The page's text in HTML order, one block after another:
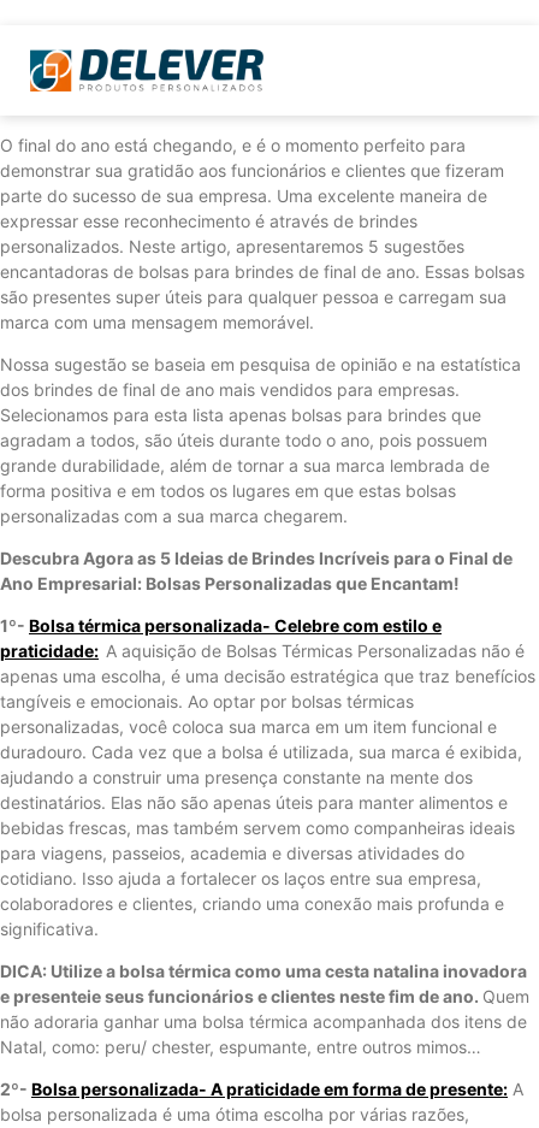
O final do ano está chegando, e é o momento perfeito para
demonstrar sua gratidão aos funcionários e clientes que fizeram
parte do sucesso de sua empresa. Uma excelente maneira de
expressar esse reconhecimento é através de brindes
personalizados. Neste artigo, apresentaremos 5 sugestões
encantadoras de bolsas para brindes de final de ano. Essas bolsas
são presentes super úteis para qualquer pessoa e carregam sua
marca com uma mensagem memorável.
Nossa sugestão se baseia em pesquisa de opinião e na estatística
dos brindes de final de ano mais vendidos para empresas.
Selecionamos para esta lista apenas bolsas para brindes que
agradam a todos, são úteis durante todo o ano, pois possuem
grande durabilidade, além de tornar a sua marca lembrada de
forma positiva e em todos os lugares em que estas bolsas
personalizadas com a sua marca chegarem.
Descubra Agora as 5 Ideias de Brindes Incríveis para o Final de
Ano Empresarial: Bolsas Personalizadas que Encantam!
1º- Bolsa térmica personalizada- Celebre com estilo e
praticidade: A aquisição de Bolsas Térmicas Personalizadas não é
apenas uma escolha, é uma decisão estratégica que traz benefícios
tangíveis e emocionais. Ao optar por bolsas térmicas
personalizadas, você coloca sua marca em um item funcional e
duradouro. Cada vez que a bolsa é utilizada, sua marca é exibida,
ajudando a construir uma presença constante na mente dos
destinatários. Elas não são apenas úteis para manter alimentos e
bebidas frescas, mas também servem como companheiras ideais
para viagens, passeios, academia e diversas atividades do
cotidiano. Isso ajuda a fortalecer os laços entre sua empresa,
colaboradores e clientes, criando uma conexão mais profunda e
significativa.
DICA: Utilize a bolsa térmica como uma cesta natalina inovadora
e presenteie seus funcionários e clientes neste fim de ano. Quem
não adoraria ganhar uma bolsa térmica acompanhada dos itens de
Natal, como: peru/ chester, espumante, entre outros mimos…
2º- Bolsa personalizada- A praticidade em forma de presente: A
bolsa personalizada é uma ótima escolha por várias razões,